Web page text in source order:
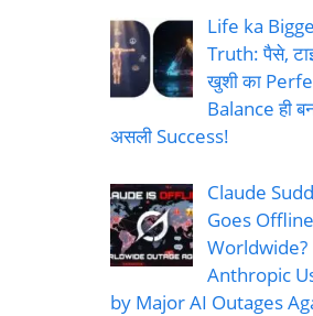
Life ka
Truth: पैसे,
खुशी का
Balance ही
असली Success!
Claude
Goes Offline
Worldwide?
Anthropic
by Major AI Outages